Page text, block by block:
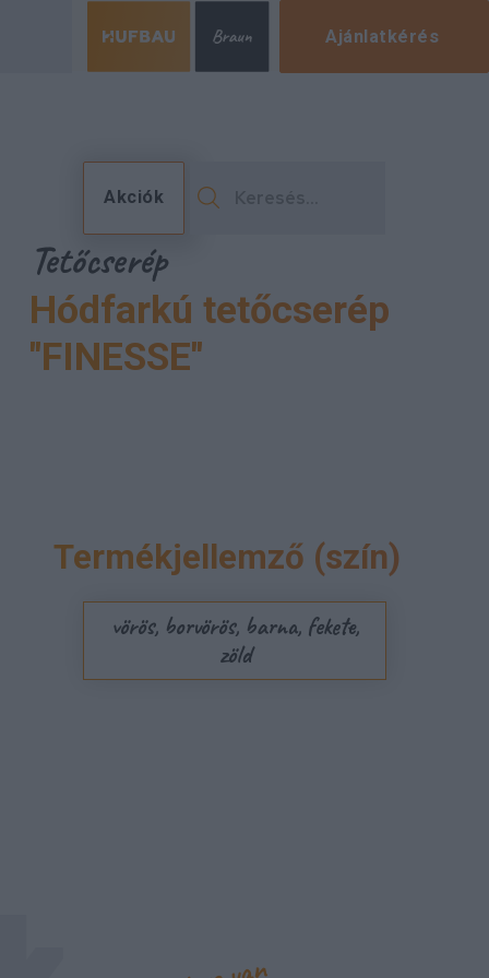
Ajánlatkérés
Akciók
Tetőcserép
Hódfarkú tetőcserép
"FINESSE"
Termékjellemző (szín)
vörös, borvörös, barna, fekete,
zöld